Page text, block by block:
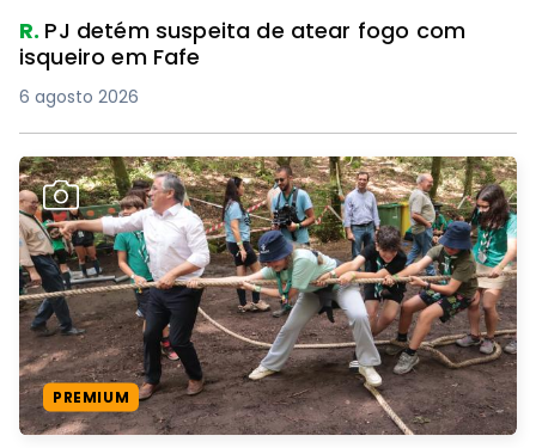
R. PJ detém suspeita de atear fogo com
isqueiro em Fafe
6 agosto 2026
PREMIUM